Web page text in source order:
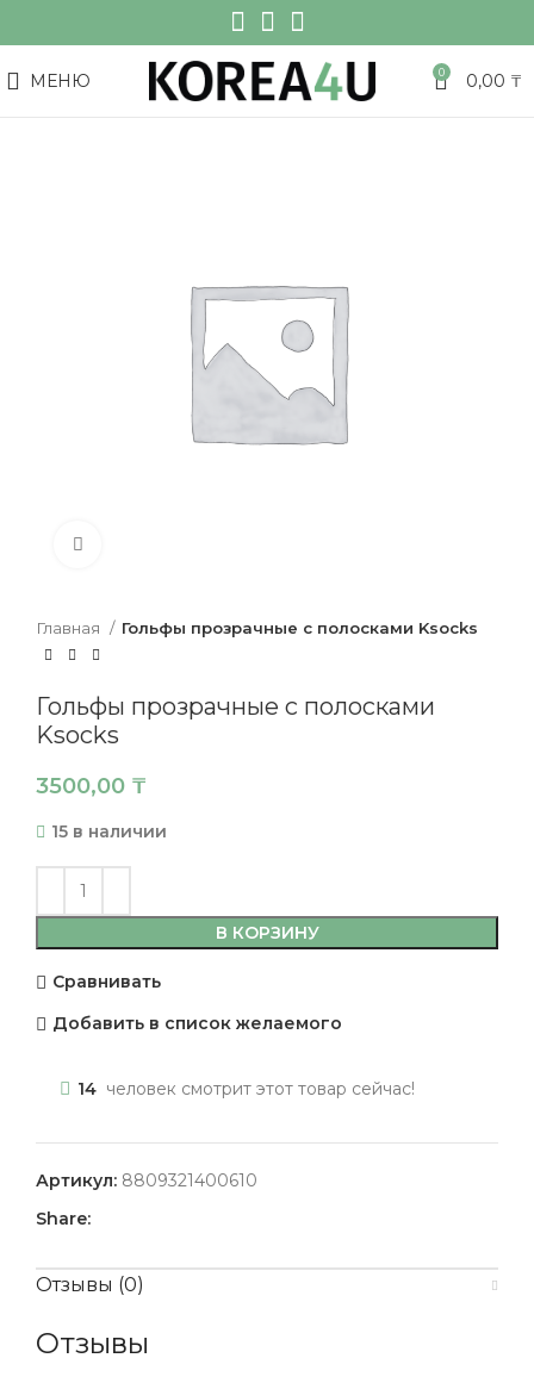
МЕНЮ 0 0,00 ₸
Главная Гольфы прозрачные с полосками Ksocks
Гольфы прозрачные с полосками
Ksocks
3500,00 ₸
15 в наличии
В КОРЗИНУ
Сравнивать
Добавить в список желаемого
14 человек смотрит этот товар сейчас!
Артикул: 8809321400610
Share:
Отзывы (0)
Отзывы